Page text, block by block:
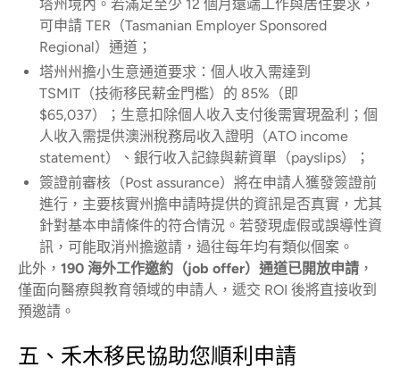
塔州境內。若滿足至少 12 個月遠端工作與居住要求，
可申請 TER（Tasmanian Employer Sponsored
Regional）通道；
塔州州擔小生意通道要求：個人收入需達到
TSMIT（技術移民薪金門檻）的 85%（即
$65,037）；生意扣除個人收入支付後需實現盈利；個
人收入需提供澳洲稅務局收入證明（ATO income
statement）、銀行收入記錄與薪資單（payslips）；
簽證前審核（Post assurance）將在申請人獲發簽證前
進行，主要核實州擔申請時提供的資訊是否真實，尤其
針對基本申請條件的符合情況。若發現虛假或誤導性資
訊，可能取消州擔邀請，過往每年均有類似個案。
此外， 190 海外工作邀約（job offer）通道已開放申請 ，
僅面向醫療與教育領域的申請人，遞交 ROI 後將直接收到
預邀請。
五、禾木移民協助您順利申請